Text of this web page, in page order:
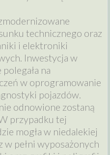
technicznego oraz
i elektroniki
Inwestycja w
na
w oprogramowanie
pojazdów.
odnowione zostaną
przypadku tej
mogła w niedalekiej
w pełni wyposażonych